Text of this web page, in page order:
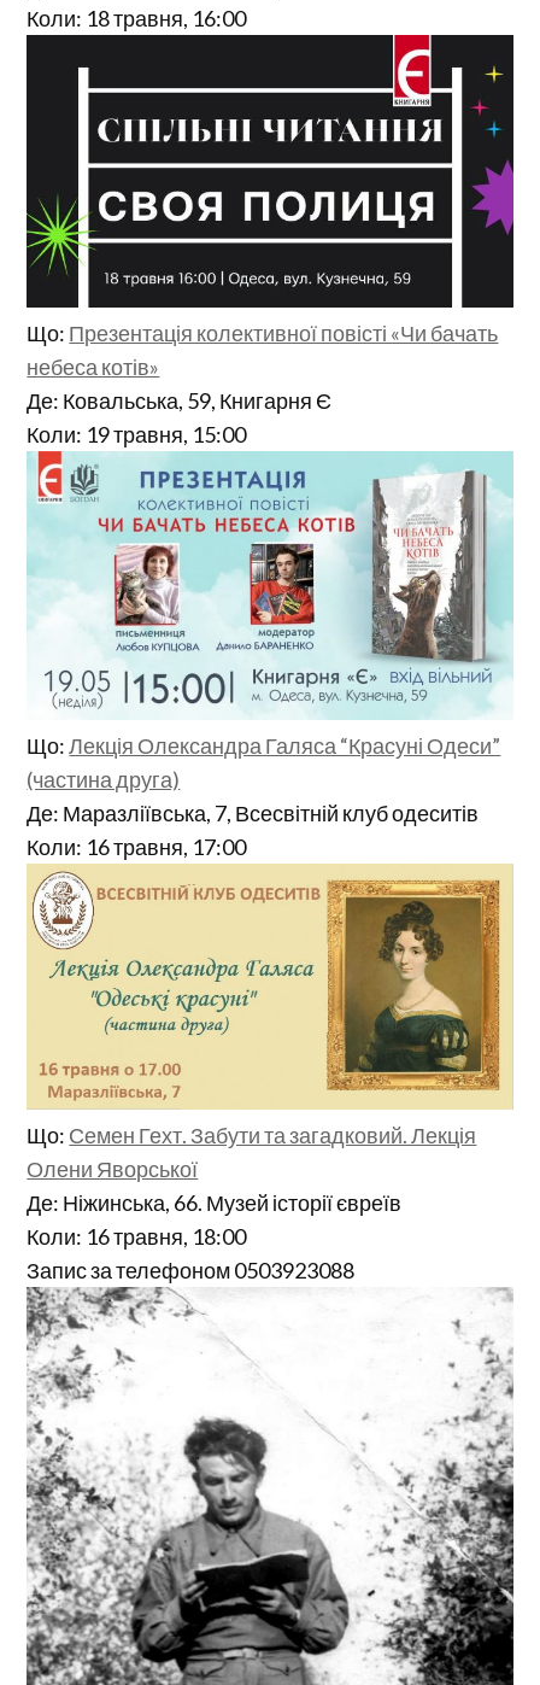
Коли: 18 травня, 16:00
Що: Презентація колективної повісті «Чи бачать
небеса котів»
Де: Ковальська, 59, Книгарня Є
Коли: 19 травня, 15:00
Що:Лекція Олександра Галяса “Красуні Одеси”
(частина друга)
Де: Маразліївська, 7, Всесвітній клуб одеситів
Коли: 16 травня, 17:00
Що: Семен Гехт. Забути та загадковий. Лекція
Олени Яворської
Де: Ніжинська, 66. Музей історії євреїв
Коли: 16 травня, 18:00
Запис за телефоном 0503923088